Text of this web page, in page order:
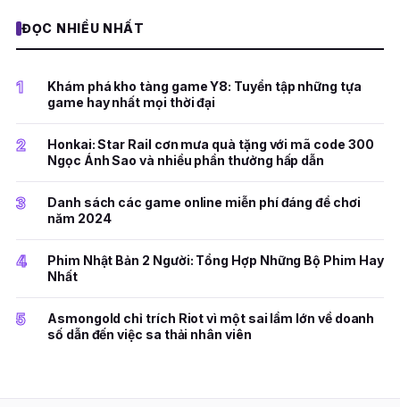
ĐỌC NHIỀU NHẤT
1
Khám phá kho tàng game Y8: Tuyển tập những tựa
game hay nhất mọi thời đại
2
Honkai: Star Rail cơn mưa quà tặng với mã code 300
Ngọc Ánh Sao và nhiều phần thưởng hấp dẫn
3
Danh sách các game online miễn phí đáng để chơi
năm 2024
4
Phim Nhật Bản 2 Người: Tổng Hợp Những Bộ Phim Hay
Nhất
5
Asmongold chỉ trích Riot vì một sai lầm lớn về doanh
số dẫn đến việc sa thải nhân viên